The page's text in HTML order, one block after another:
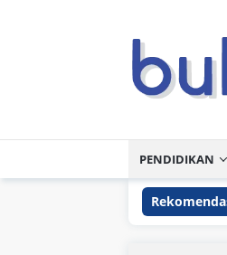
PENDIDIKAN